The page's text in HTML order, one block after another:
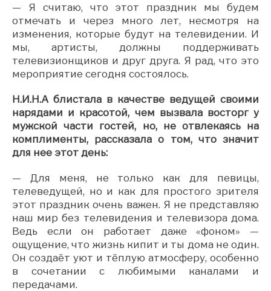
— Я считаю, что этот праздник мы будем
отмечать и через много лет, несмотря на
изменения, которые будут на телевидении. И
мы, артисты, должны поддерживать
телевизионщиков и друг друга. Я рад, что это
мероприятие сегодня состоялось.
Н.И.Н.А блистала в качестве ведущей своими
нарядами и красотой, чем вызвала восторг у
мужской части гостей, но, не отвлекаясь на
комплименты, рассказала о том, что значит
для нее этот день:
— Для меня, не только как для певицы,
телеведущей, но и как для простого зрителя
этот праздник очень важен. Я не представляю
наш мир без телевидения и телевизора дома.
Ведь если он работает даже «фоном» —
ощущение, что жизнь кипит и ты дома не один.
Он создаёт уют и тёплую атмосферу, особенно
в сочетании с любимыми каналами и
передачами.